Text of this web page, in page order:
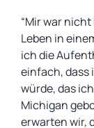
“Mir war
Leben in
ich die
einfach, dass
würde, das
Michigan
erwarten wir,